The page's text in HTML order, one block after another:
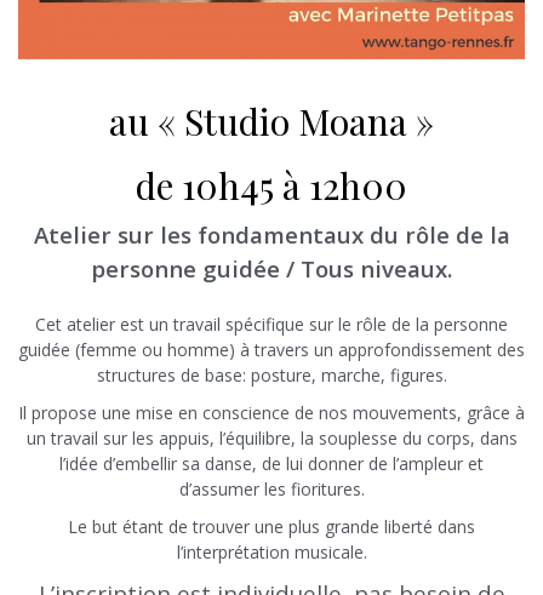
au « Studio Moana »
de 10h45 à 12h00
Atelier sur les fondamentaux du rôle de la
personne guidée / Tous niveaux.
Cet atelier est un travail spécifique sur le rôle de la personne
guidée (femme ou homme) à travers un approfondissement des
structures de base: posture, marche, figures.
Il propose une mise en conscience de nos mouvements, grâce à
un travail sur les appuis, l’équilibre, la souplesse du corps, dans
l’idée d’embellir sa danse, de lui donner de l’ampleur et
d’assumer les fioritures.
Le but étant de trouver une plus grande liberté dans
l’interprétation musicale.